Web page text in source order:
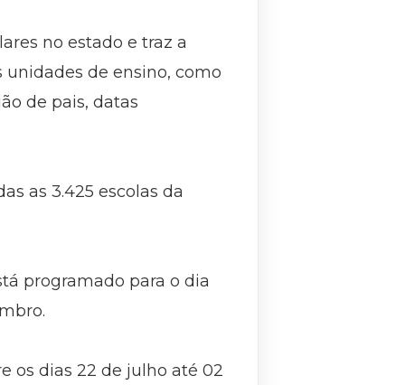
no estado e traz a
de ensino, como
de pais, datas
as 3.425 escolas da
programado para o dia
os dias 22 de julho até 02